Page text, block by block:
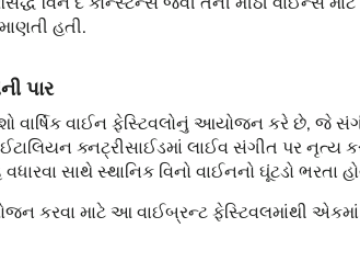
હતી.
પાર
વાર્ષિક વાઈન ફેસ્ટિવલોનું આયોજન કરે છે, જે
ક્નટ્રીસાઈડમાં લાઈવ સંગીત પર નૃત્ય
સાથે સ્થાનિક વિનો વાઈનનો ઘૂંટડો ભરતા
કરવા માટે આ વાઈબ્રન્ટ ફેસ્ટિવલમાંથી